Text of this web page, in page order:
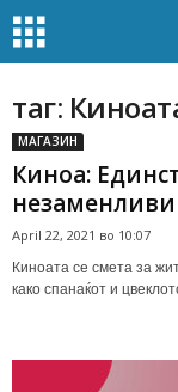
таг:
МАГАЗИН
Киноа:
April 22, 2021 во 10:07
Киноата се смета за
како спанаќот и